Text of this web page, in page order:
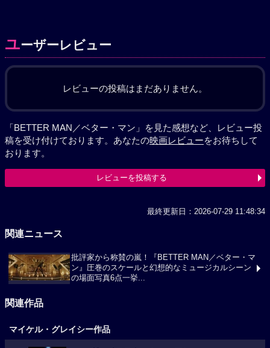
ユーザーレビュー
レビューの投稿はまだありません。
「BETTER MAN／ベター・マン」を見た感想など、レビュー投
稿を受け付けております。あなたの映画レビューをお待ちして
おります。
レビューを投稿する
最終更新日：2026-07-29 11:48:34
関連ニュース
批評家から称賛の嵐！『BETTER MAN／ベター・マ
ン』圧巻のスケールと幻想的なミュージカルシーン
の場面写真6点一挙...
関連作品
マイケル・グレイシー作品